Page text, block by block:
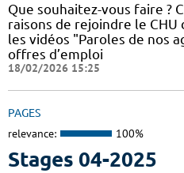
Que souhaitez-vous faire ?
raisons de rejoindre le
les vidéos "Paroles de nos
offres d’emploi
18/02/2026 15:25
PAGES
relevance: 100%
Stages 04-2025